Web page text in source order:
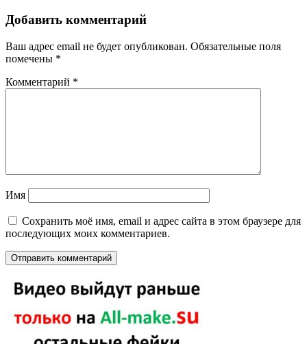
Добавить комментарий
Ваш адрес email не будет опубликован. Обязательные поля
помечены *
Комментарий *
Имя
Сохранить моё имя, email и адрес сайта в этом браузере для
последующих моих комментариев.